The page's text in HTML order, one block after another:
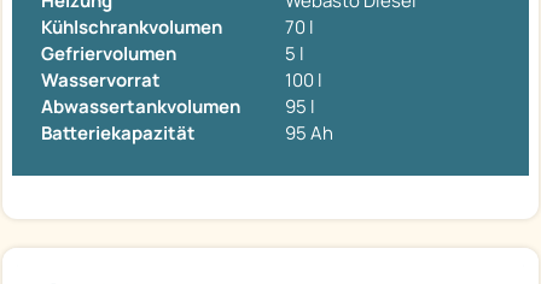
Kühlschrankvolumen
70 l
Gefriervolumen
5 l
Wasservorrat
100 l
Abwassertankvolumen
95 l
Batteriekapazität
95 Ah